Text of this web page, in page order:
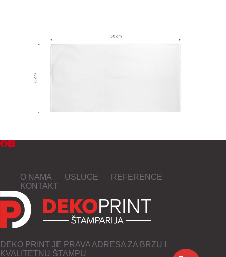
O NAMA USLUGE
REFERENCE
KONTAKT
DEKO PRINT JE PRAVA ADRESA ZA BRZU I
KVALITETNU ŠTAMPU